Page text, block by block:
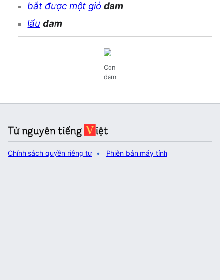
bắt được một giỏ dam
lẩu dam
Con
dam
Chính sách quyền riêng tư Phiên bản máy tính